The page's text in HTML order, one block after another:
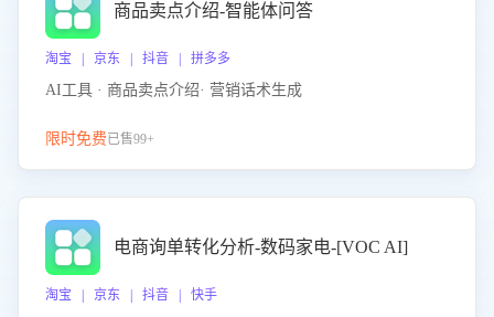
商品卖点介绍-智能体问答
淘宝 | 京东 | 抖音 | 拼多多
AI工具 · 商品卖点介绍· 营销话术生成
限时免费已售99+
电商询单转化分析-数码家电-[VOC AI]
淘宝 | 京东 | 抖音 | 快手